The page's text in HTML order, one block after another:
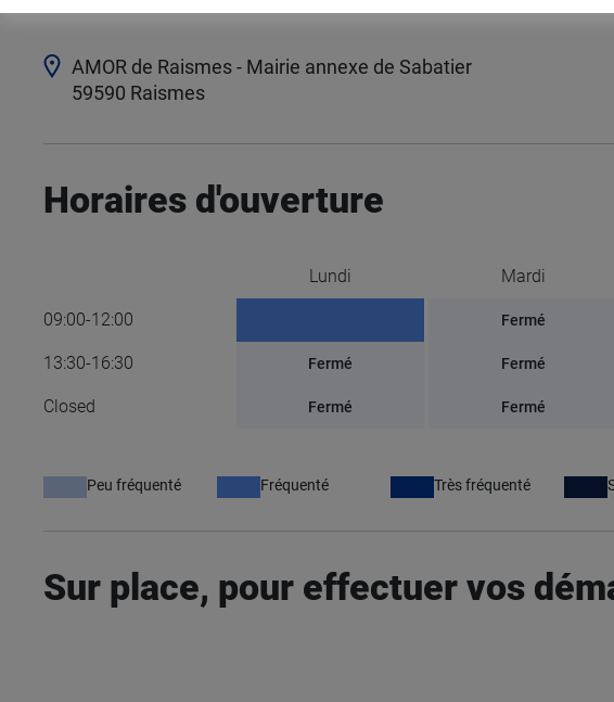
AMOR de Raismes - Mairie annexe de Sabatier
59590 Raismes
Horaires d'ouverture
Lundi Mardi
09:00-12:00 Fermé
13:30-16:30 Fermé Fermé
Closed Fermé Fermé
Peu fréquenté Fréquenté Très fréquenté
Sur place, pour effectuer vos